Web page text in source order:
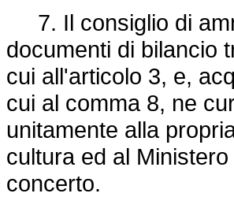
7. Il consiglio di
documenti di bilancio
cui all'articolo 3, e,
cui al comma 8, ne
unitamente alla
cultura ed al
concerto.